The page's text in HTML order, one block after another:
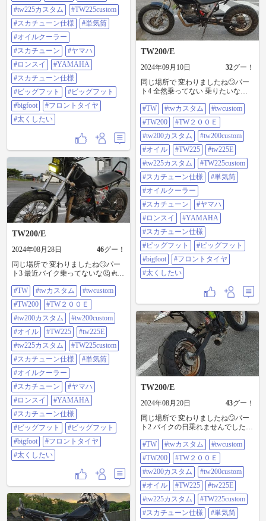
イヤ #太くしたい
#tw225カスタム
#TW225custom
#スカチューン仕様
#単気筒
#オイルクーラー
#スカチューン
#ヤマハ
#ロンスイ
#YAMAHA
#スカチューン仕様
#ビッグフット
#ビッグフット
#bigfoot
#フロントタイヤ
#太くしたい
TW200/E
2024年09月10日 32グー！
同じ場所で 変わりましたね🙄パー
ト4 全然乗ってない 乗りたいなー
作るかな🤔 #tw #twカスタム
#twcustom #tw200#tw200e #tw200カ
スタム #tw200custom #オイル
#tw225#tw225e #tw225カスタム
#tw225custom #スカチューン仕様 #
単気筒 #オイルクーラー#スカチュ
ーン#やまは#ロンスイ #YAMAHA#
スカチューン仕様 #ビックフット#
ビッグフット#bigfoot #フロントタ
イヤ #太くしたい
#TW #twカスタム
#twcustom
#TW200
#TW２００Ｅ
#tw200カスタム
#tw200custom
#オイル
#TW225
#tw225E
#tw225カスタム
#TW225custom
#スカチューン仕様
#単気筒
#オイルクーラー
#スカチューン
#ヤマハ
#ロンスイ
#YAMAHA
#スカチューン仕様
#ビッグフット
#ビッグフット
#bigfoot
#フロントタイヤ
#太くしたい
TW200/E
2024年08月28日 46グー！
同じ場所で 変わりましたね🙄パー
ト3 最近バイク乗ってないな🤔 #tw
#tw200#tw200e #tw200カスタム
#tw200custom #オイル
#tw225#tw225e #tw225カスタム
#tw225custom #スカチューン仕様 #
単気筒 #オイルクーラー#スカチュ
ーン#やまは#ロンスイ #YAMAHA#
スカチューン仕様 #ビックフット#
ビッグフット#bigfoot #フロントタ
イヤ #太くしたい
#TW #twカスタム
#twcustom
#TW200
#TW２００Ｅ
#tw200カスタム
#tw200custom
#オイル
#TW225
#tw225E
#tw225カスタム
#TW225custom
#スカチューン仕様
#単気筒
#オイルクーラー
#スカチューン
#ヤマハ
#ロンスイ
#YAMAHA
#スカチューン仕様
#ビッグフット
#ビッグフット
#bigfoot
#フロントタイヤ
#太くしたい
TW200/E
2024年08月20日 43グー！
同じ場所で 変わりましたね🙄パー
ト2 バイクの日乗れませんでした🤔
#tw200#tw200e #tw200カスタム
#tw200custom #オイル
#tw225#tw225e #tw225カスタム
#tw225custom #スカチューン仕様 #
単気筒 #オイルクーラー#スカチュ
ーン#やまは#ロンスイ #YAMAHA#
スカチューン仕様 #ビックフット#
ビッグフット#bigfoot #フロントタ
イヤ #太くしたい
#TW #twカスタム
#twcustom
#TW200
#TW２００Ｅ
#tw200カスタム
#tw200custom
#オイル
#TW225
#tw225E
#tw225カスタム
#TW225custom
#スカチューン仕様
#単気筒